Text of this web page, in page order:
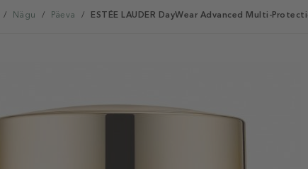
/ Nägu / Päeva / ESTÉE LAUDER DayWear Advanced Multi-